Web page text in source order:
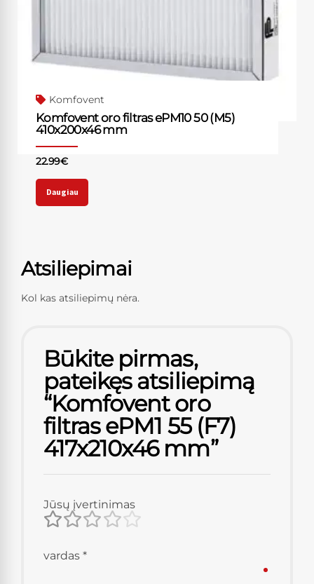
Komfovent
Komfovent oro filtras ePM10 50 (M5)
410x200x46 mm
22.99€
Daugiau
Atsiliepimai
Kol kas atsiliepimų nėra.
Būkite pirmas,
pateikęs atsiliepimą
“Komfovent oro
filtras ePM1 55 (F7)
417x210x46 mm”
Jūsų įvertinimas
vardas *